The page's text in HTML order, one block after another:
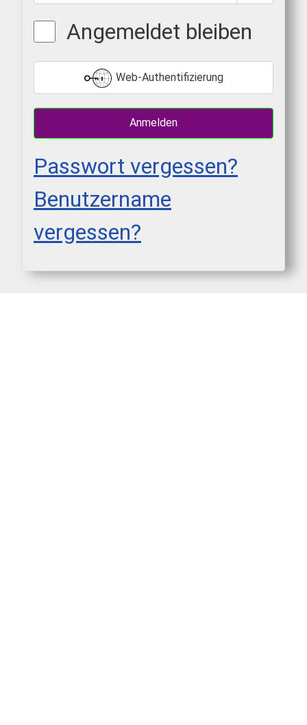
Passwort
Angemeldet bleiben
Web-Authentifizierung
Anmelden
Passwort vergessen?
Benutzername
vergessen?